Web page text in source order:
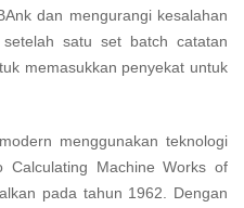
dan mengurangi kesalahan
satu set batch catatan
memasukkan penyekat untuk
menggunakan teknologi
Calculating Machine Works of
pada tahun 1962. Dengan